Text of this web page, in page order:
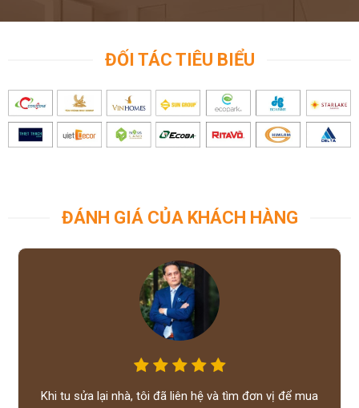
ĐỐI TÁC TIÊU BIỂU
ĐÁNH GIÁ CỦA KHÁCH HÀNG
Khi tu sửa lại nhà, tôi đã liên hệ và tìm đơn vị để mua